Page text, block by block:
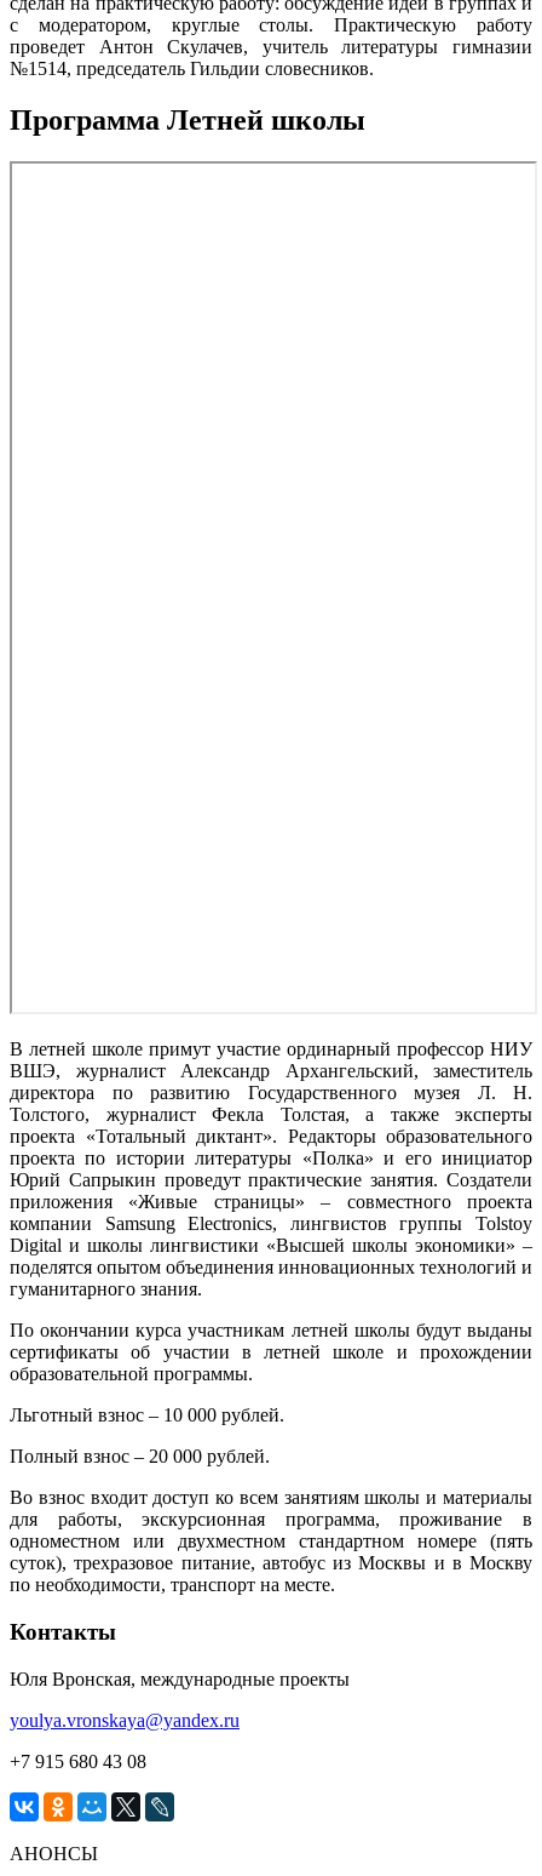
с модератором, круглые столы. Практическую работу
проведет Антон Скулачев, учитель литературы гимназии
№1514, председатель Гильдии словесников.
Программа Летней школы
В летней школе примут участие ординарный профессор НИУ
ВШЭ, журналист Александр Архангельский, заместитель
директора по развитию Государственного музея Л. Н.
Толстого, журналист Фекла Толстая, а также эксперты
проекта «Тотальный диктант». Редакторы образовательного
проекта по истории литературы «Полка» и его инициатор
Юрий Сапрыкин проведут практические занятия. Создатели
приложения «Живые страницы» – совместного проекта
компании Samsung Electronics, лингвистов группы Tolstoy
Digital и школы лингвистики «Высшей школы экономики» –
поделятся опытом объединения инновационных технологий и
гуманитарного знания.
По окончании курса участникам летней школы будут выданы
сертификаты об участии в летней школе и прохождении
образовательной программы.
Льготный взнос – 10 000 рублей.
Полный взнос – 20 000 рублей.
Во взнос входит доступ ко всем занятиям школы и материалы
для работы, экскурсионная программа, проживание в
одноместном или двухместном стандартном номере (пять
суток), трехразовое питание, автобус из Москвы и в Москву
по необходимости, транспорт на месте.
Контакты
Юля Вронская, международные проекты
youlya.vronskaya@yandex.ru
+7 915 680 43 08
АНОНСЫ